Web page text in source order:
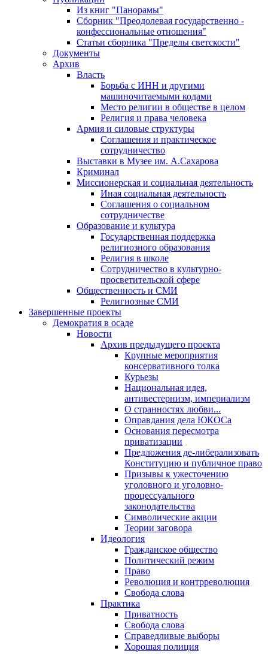
Из книг "Панорамы"
Сборник "Преодолевая государственно -
конфессиональные отношения"
Статьи сборника "Пределы светскости"
Документы
Архив
Власть
Борьба с ИНН и другими
машиночитаемыми кодами
Место религии в обществе в целом
Религия и права человека
Армия и силовые структуры
Соглашения и практическое
сотрудничество
Выставки в Музее им. А.Сахарова
Криминал
Миссионерская и социальная деятельность
Иная социальная деятельность
Соглашения о социальном
сотрудничестве
Образование и культура
Государственная поддержка
религиозного образования
Религия в школе
Сотрудничество в культурно-
просветительской сфере
Общественность и СМИ
Религиозные СМИ
Завершенные проекты
Демократия в осаде
Новости
Архив предыдущего проекта
Крупные мероприятия
консервативного толка
Курьезы
Национальная идея,
антивестернизм, империализм
О странностях любви...
Оправдания дела ЮКОСа
Основания пересмотра
приватизации
Предложения де-либерализовать
Конституцию и публичное право
Призывы к ужесточению
уголовного и уголовно-
процессуального
законодательства
Символические акции
Теории заговора
Идеология
Гражданское общество
Политический режим
Право
Революция и контрреволюция
Свобода слова
Практика
Приватность
Свобода слова
Справедливые выборы
Хорошая полиция